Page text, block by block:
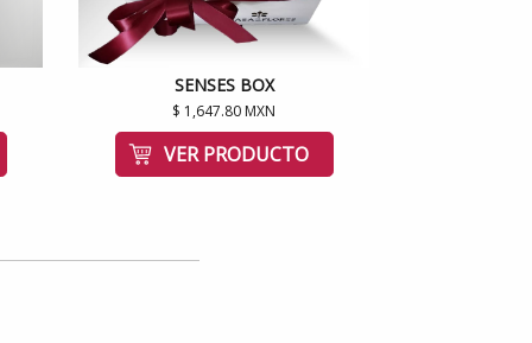
SENSES BOX
$ 1,647.80 MXN
VER PRODUCTO